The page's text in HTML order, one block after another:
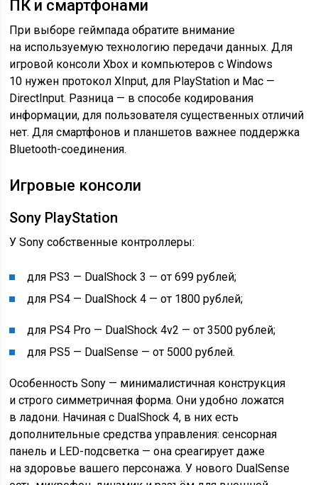
ПК и смартфонами
При выборе геймпада обратите внимание
на используемую технологию передачи данных. Для
игровой консоли Xbox и компьютеров с Windows
10 нужен протокол XInput, для PlayStation и Mac —
DirectInput. Разница — в способе кодирования
информации, для пользователя существенных отличий
нет. Для смартфонов и планшетов важнее поддержка
Bluetooth-соединения.
Игровые консоли
Sony PlayStation
У Sony собственные контроллеры:
для PS3 — DualShock 3 — от 699 рублей;
для PS4 — DualShock 4 — от 1800 рублей;
для PS4 Pro — DualShock 4v2 — от 3500 рублей;
для PS5 — DualSense — от 5000 рублей.
Особенность Sony — минималистичная конструкция
и строго симметричная форма. Они удобно ложатся
в ладони. Начиная с DualShock 4, в них есть
дополнительные средства управления: сенсорная
панель и LED-подсветка — она среагирует даже
на здоровье вашего персонажа. У нового DualSense